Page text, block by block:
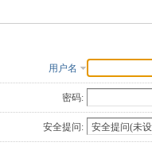
用户名
密码:
安全提问: